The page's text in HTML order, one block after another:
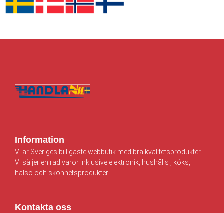
Information
Vi är Sveriges billigaste webbutik med bra kvalitetsprodukter.
Vi säljer en rad varor inklusive elektronik, hushålls , köks,
hälso och skönhetsprodukteri.
Kontakta oss